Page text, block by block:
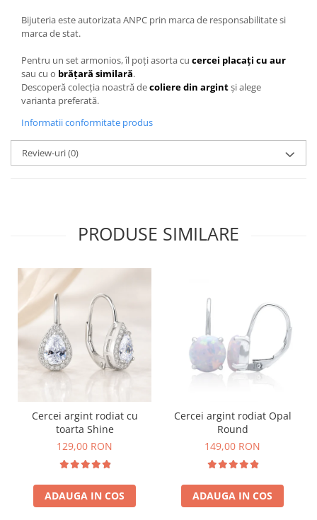
Bijuteria este autorizata ANPC prin marca de responsabilitate si
marca de stat.
Pentru un set armonios, îl poți asorta cu cercei placați cu aur
sau cu o brățară similară.
Descoperă colecția noastră decoliere din argintși alege
varianta preferată.
Informatii conformitate produs
Review-uri(0)
PRODUSE SIMILARE
Cercei argint rodiat cu
toarta Shine
129,00 RON
ADAUGA IN COS
Cercei argint rodiat Opal
Round
149,00 RON
ADAUGA IN COS